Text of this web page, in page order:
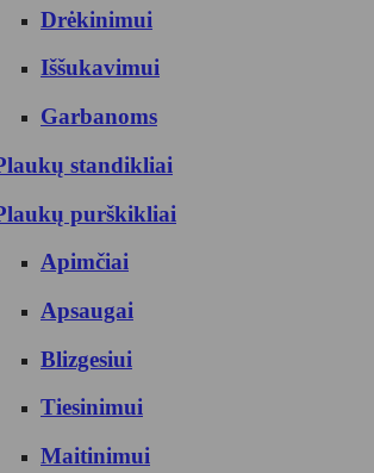
Drėkinimui
Iššukavimui
Garbanoms
standikliai
purškikliai
Apimčiai
Apsaugai
Blizgesiui
Tiesinimui
Maitinimui